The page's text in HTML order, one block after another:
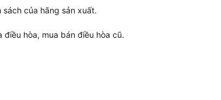
của hãng sản xuất.
hòa, mua bán điều hòa cũ.